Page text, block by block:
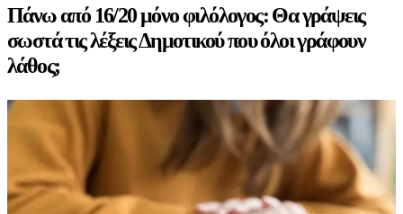
Πάνω από 16/20 μόνο φιλόλογος: Θα γράψεις
σωστά τις λέξεις Δημοτικού που όλοι γράφουν
λάθος;